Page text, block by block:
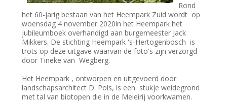
Rond
het 60-jarig bestaan van het Heempark Zuid wordt op
woensdag 4 november 2020in het Heempark het
jubileumboek overhandigd aan burgemeester Jack
Mikkers. De stichting Heempark 's-Hertogenbosch is
trots op deze uitgave waarvan de foto's zijn verzorgd
door Tineke van Wegberg.
Het Heempark , ontworpen en uitgevoerd door
landschapsarchitect D. Pols, is een stukje weidegrond
met tal van biotopen die in de Meieirij voorkwamen.